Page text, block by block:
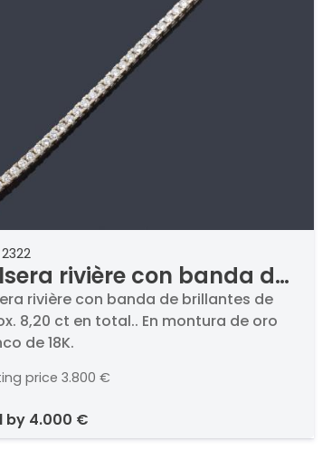
rivière con banda de
de aprox. 8,20 ct en
rivière con banda de brillantes de
8,20 ct en total.. En montura de oro
de 18K.
price 3.800 €
by 4.000 €